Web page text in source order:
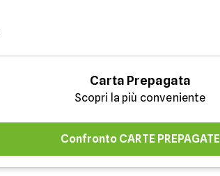
Carta Prepagata
Scopri la più conveniente
Confronto CARTE PREPAGATE